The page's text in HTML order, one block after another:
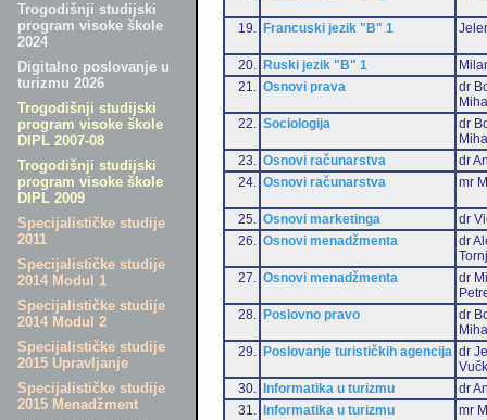
Trogodišnji studijski
program visoke škole
2024
Digitalno poslovanje u
turizmu 2026
Trogodišnji studijski
program visoke škole
DIPL 2007-08
Trogodišnji studijski
program visoke škole
DIPL 2009
Specijalističke studije
2011
Specijalističke studije
2014 Modul 1
Specijalističke studije
2014 Modul 2
Specijalističke studije
2015 Upravljanje
Specijalističke studije
2015 Menadžment
19. Francuski jezik "B" 1
20. Ruski jezik "B" 1
21.
Osnovi prava
dr
22.
Sociologija
dr
23.
Osnovi računarstva
dr
24.
Osnovi računarstva mr
25. Osnovi marketinga
dr
26.
Osnovi menadžmenta
dr
27.
Osnovi menadžmenta
dr
28.
Poslovno pravo
dr
29.
Poslovanje turističkih agencija dr
30.
Informatika u turizmu
dr
31.
Informatika u turizmu mr